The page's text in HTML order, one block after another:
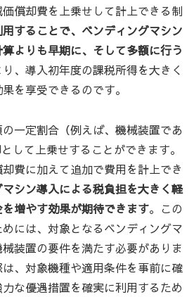
償却費を上乗せして計上できる制
することで、ベンディングマシン
よりも早期に、そして多額に行う
、導入初年度の課税所得を大きく
を享受できるのです。
一定割合（例えば、機械装置であ
して上乗せすることができます。
費に加えて追加で費用を計上でき
シン導入による税負担を大きく軽
増やす効果が期待できます。この
には、対象となるベンディングマ
装置の要件を満たす必要がありま
、対象機種や適用条件を事前に確
な優遇措置を確実に利用するため